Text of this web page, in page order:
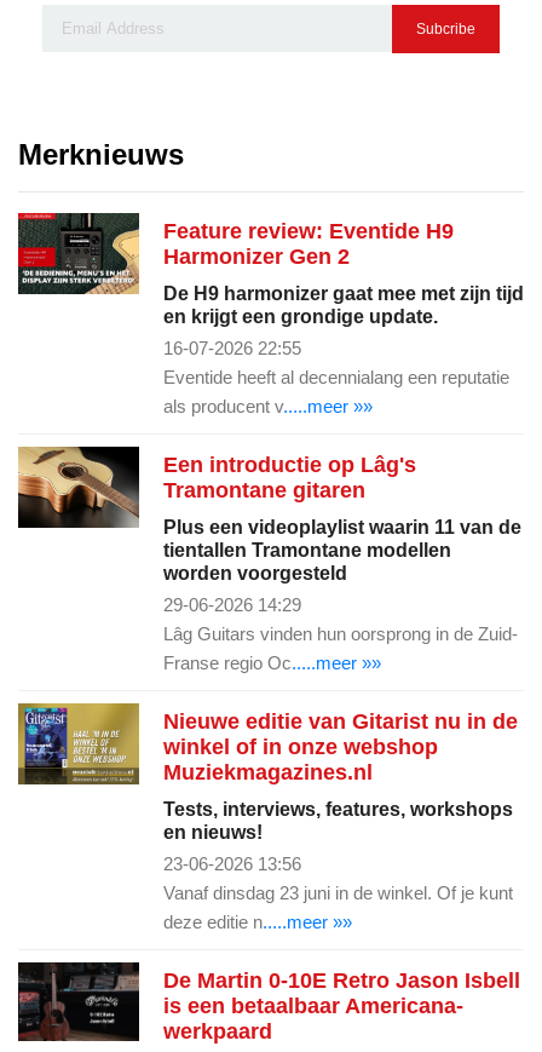
Subcribe
Merknieuws
Feature review: Eventide H9
Harmonizer Gen 2
De H9 harmonizer gaat mee met zijn tijd
en krijgt een grondige update.
16-07-2026 22:55
Eventide heeft al decennialang een reputatie
als producent v.....meer »»
Een introductie op Lâg's
Tramontane gitaren
Plus een videoplaylist waarin 11 van de
tientallen Tramontane modellen
worden voorgesteld
29-06-2026 14:29
Lâg Guitars vinden hun oorsprong in de Zuid-
Franse regio Oc.....meer »»
Nieuwe editie van Gitarist nu in de
winkel of in onze webshop
Muziekmagazines.nl
Tests, interviews, features, workshops
en nieuws!
23-06-2026 13:56
Vanaf dinsdag 23 juni in de winkel. Of je kunt
deze editie n.....meer »»
De Martin 0-10E Retro Jason Isbell
is een betaalbaar Americana-
werkpaard